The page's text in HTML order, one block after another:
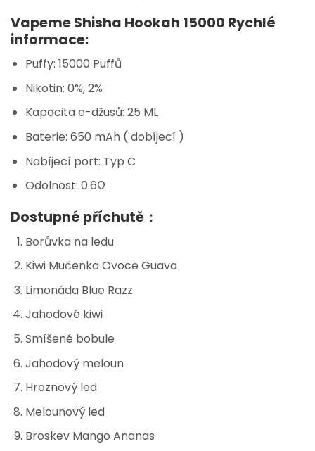
Vapeme Shisha Hookah 15000 Rychlé
informace:
Puffy: 15000 Puffů
Nikotin: 0%, 2%
Kapacita e-džusů: 25 ML
Baterie: 650 mAh ( dobíjecí )
Nabíjecí port: Typ C
Odolnost: 0.6Ω
Dostupné příchutě：
Borůvka na ledu
Kiwi Mučenka Ovoce Guava
Limonáda Blue Razz
Jahodové kiwi
Smíšené bobule
Jahodový meloun
Hroznový led
Melounový led
Broskev Mango Ananas